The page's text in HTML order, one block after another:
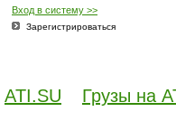
Вход в систему >>
Зарегистрироваться
ATI.SU Грузы на